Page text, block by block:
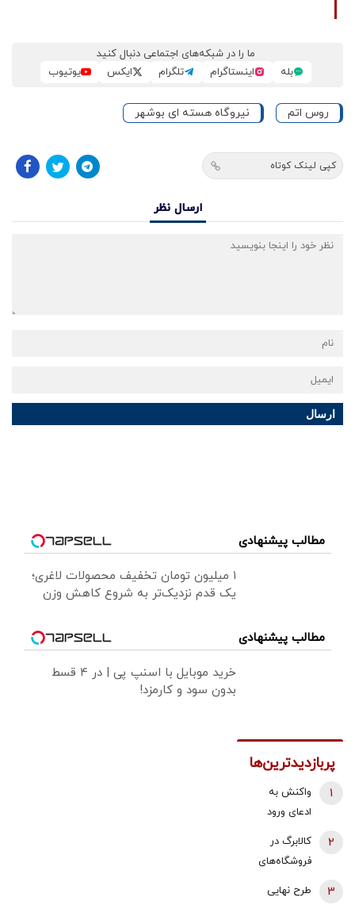
ما را در شبکه‌های اجتماعی دنبال کنید
بله
اینستاگرام تلگرام ایکس یوتیوب
روس اتم نیروگاه هسته ای بوشهر
کپی لینک کوتاه
ارسال نظر
ارسال
مطالب پیشنهادی
۱ میلیون تومان تخفیف محصولات لاغری؛
یک قدم نزدیک‌تر به شروع کاهش وزن
مطالب پیشنهادی
خرید موبایل با اسنپ پی | در ۴ قسط
بدون سود و کارمزد!
پربازدیدترین‌ها
واکنش به
ادعای ورود
هواگردها به
دقیقه قبل از
حمله به بیت
1
کالابرگ در
فروشگاه‌های
شد
2
طرح نهایی
3